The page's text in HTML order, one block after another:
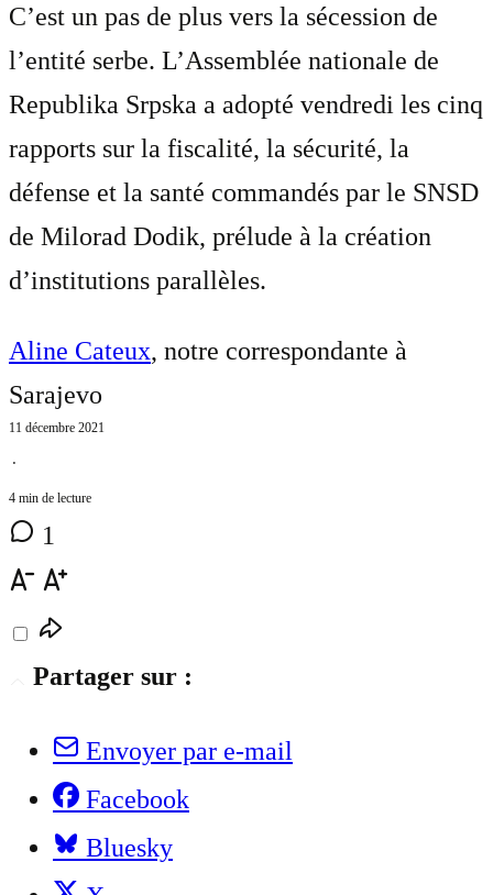
C’est un pas de plus vers la sécession de
l’entité serbe. L’Assemblée nationale de
Republika Srpska a adopté vendredi les cinq
rapports sur la fiscalité, la sécurité, la
défense et la santé commandés par le SNSD
de Milorad Dodik, prélude à la création
d’institutions parallèles.
Aline Cateux, notre correspondante à
Sarajevo
11 décembre 2021
⋅
4 min de lecture
1
Partager sur :
Envoyer par e-mail
Facebook
Bluesky